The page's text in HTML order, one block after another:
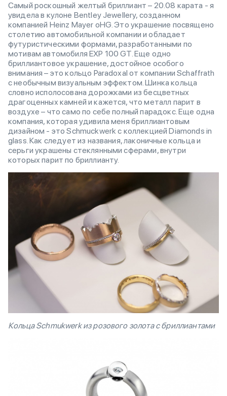
Самый роскошный желтый бриллиант – 20.08 карата - я
увидела в кулоне Bentley Jewellery, созданном
компанией Heinz Mayer oHG. Это украшение посвящено
столетию автомобильной компании и обладает
футуристическими формами, разработанными по
мотивам автомобиля EXP 100 GT. Еще одно
бриллиантовое украшение, достойное особого
внимания – это кольцо Paradoxal от компании Schaffrath
с необычным визуальным эффектом. Шинка кольца
словно исполосована дорожками из бесцветных
драгоценных камней и кажется, что металл парит в
воздухе – что само по себе полный парадокс. Еще одна
компания, которая удивила меня бриллиантовым
дизайном - это Schmuсkwerk с коллекцией Diamonds in
glass. Как следует из названия, лаконичные кольца и
серьги украшены стеклянными сферами, внутри
которых парит по бриллианту.
Кольца Schmukwerk из розового золота с бриллиантами